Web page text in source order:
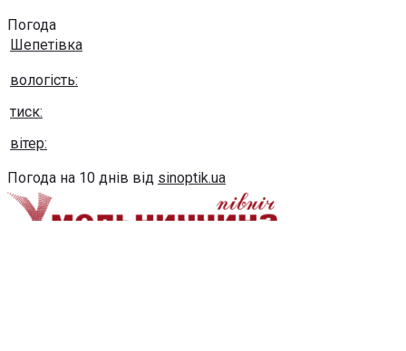
Погода
Шепетівка
вологість:
тиск:
вітер:
Погода на 10 днів від sinoptik.ua